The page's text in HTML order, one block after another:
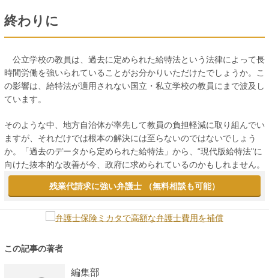
終わりに
公立学校の教員は、過去に定められた給特法という法律によって長
時間労働を強いられていることがお分かりいただけたでしょうか。こ
の影響は、給特法が適用されない国立・私立学校の教員にまで波及し
ています。
そのような中、地方自治体が率先して教員の負担軽減に取り組んでい
ますが、それだけでは根本の解決には至らないのではないでしょう
か。「過去のデータから定められた給特法」から、“現代版給特法"に
向けた抜本的な改善が今、政府に求められているのかもしれません。
残業代請求に強い弁護士 （無料相談も可能）
この記事の著者
編集部